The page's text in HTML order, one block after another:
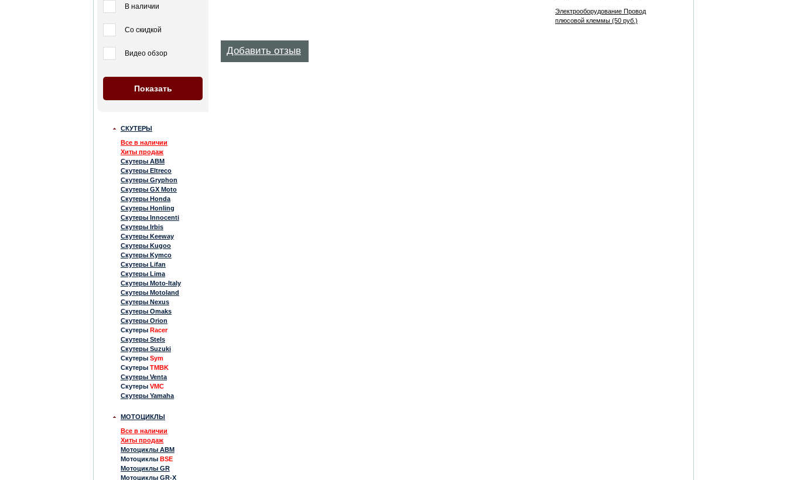
В наличии
Со скидкой
Видео обзор
СКУТЕРЫ
Все в наличии
Хиты продаж
Скутеры ABM
Скутеры Eltreco
Скутеры Gryphon
Скутеры GX Moto
Скутеры Honda
Скутеры Honling
Скутеры Innocenti
Скутеры Irbis
Скутеры Keeway
Скутеры Kugoo
Скутеры Kymco
Скутеры Lifan
Скутеры Lima
Скутеры Moto-Italy
Скутеры Motoland
Скутеры Nexus
Скутеры Omaks
Скутеры Orion
Скутеры Racer
Скутеры Stels
Скутеры Suzuki
Скутеры Sym
Скутеры TMBK
Скутеры Venta
Скутеры VMC
Скутеры Yamaha
МОТОЦИКЛЫ
Все в наличии
Хиты продаж
Мотоциклы ABM
Мотоциклы BSE
Мотоциклы GR
Мотоциклы GR-X
Электрооборудование Провод
плюсовой клеммы (50 руб.)
Добавить отзыв